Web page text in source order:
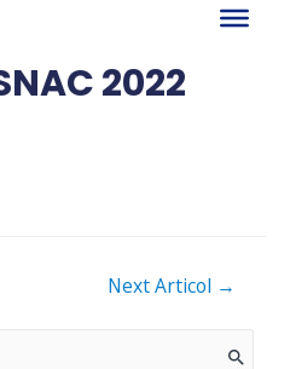
2022
Next Articol →